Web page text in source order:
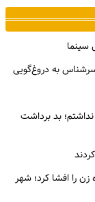
سینما
سرشناس به دروغ‌گویی
بد برداشت
زن را افشا کرد؛ شهر